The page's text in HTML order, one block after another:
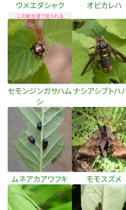
ウメエダシャク
この散歩道で見られる
オビカレハ
セモンジンガサハム
シ
ナシアシブトハ
ムネアカアワフキ モモスズメ